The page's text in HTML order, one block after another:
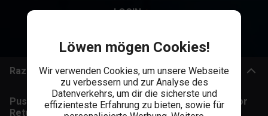
LOGIN
Razor Returns – Die Rückkehr der Kult-Haie
Push Gamingbringt dich zurück in die Tiefe – mitRazor
Returns
, der Fortsetzung des bekanntenRazor Shark-
Löwen mögen Cookies!
Wir verwenden Cookies, um unsere Webseite
zu verbessern und zur Analyse des
Datenverkehrs, um dir die sicherste und
effizienteste Erfahrung zu bieten, sowie für